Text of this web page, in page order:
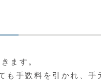
ます。
も手数料を引かれ、